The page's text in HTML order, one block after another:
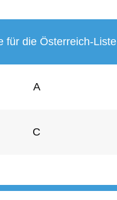
für die Österreich-Liste
A
C